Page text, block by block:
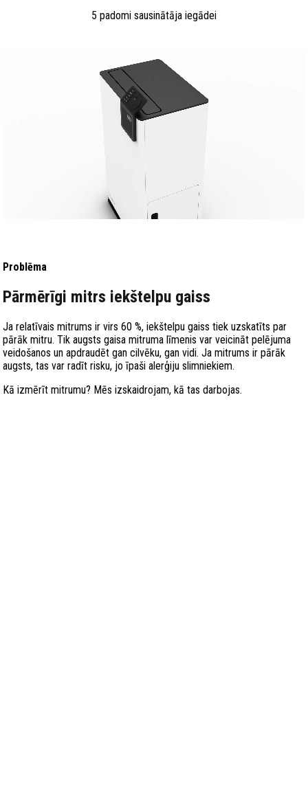
5 padomi sausinātāja iegādei
Problēma
Pārmērīgi mitrs iekštelpu gaiss
Ja relatīvais mitrums ir virs 60 %, iekštelpu gaiss tiek uzskatīts par
pārāk mitru. Tik augsts gaisa mitruma līmenis var veicināt pelējuma
veidošanos un apdraudēt gan cilvēku, gan vidi. Ja mitrums ir pārāk
augsts, tas var radīt risku, jo īpaši alerģiju slimniekiem.
Kā izmērīt mitrumu? Mēs izskaidrojam, kā tas darbojas.